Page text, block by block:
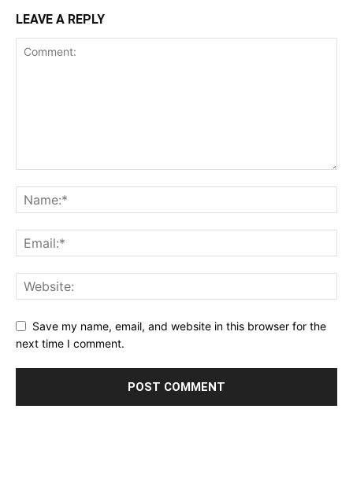
LEAVE A REPLY
Save my name, email, and website in this browser for the
next time I comment.